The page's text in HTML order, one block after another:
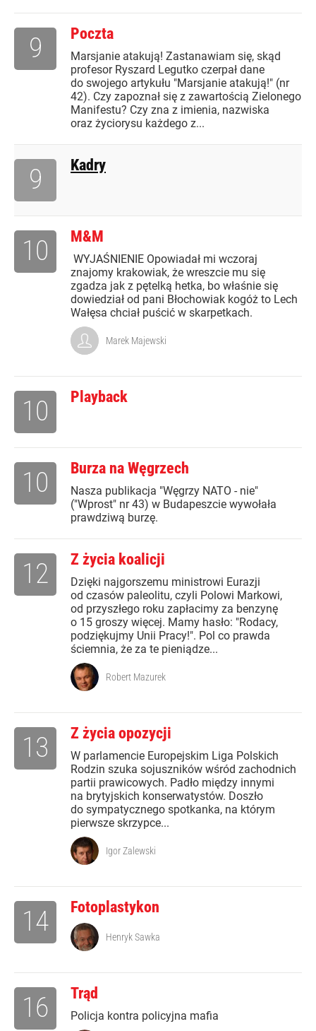
Poczta
Marsjanie atakują! Zastanawiam się, skąd
profesor Ryszard Legutko czerpał dane
do swojego artykułu "Marsjanie atakują!" (nr
42). Czy zapoznał się z zawartością Zielonego
Manifestu? Czy zna z imienia, nazwiska
oraz życiorysu każdego z...
9
Kadry
9
M&M
WYJAŚNIENIE Opowiadał mi wczoraj
znajomy krakowiak, że wreszcie mu się
zgadza jak z pętelką hetka, bo właśnie się
dowiedział od pani Błochowiak kogóż to Lech
Wałęsa chciał puścić w skarpetkach.
10
Marek Majewski
Playback
10
Burza na Węgrzech
Nasza publikacja "Węgrzy NATO - nie"
("Wprost" nr 43) w Budapeszcie wywołała
prawdziwą burzę.
10
Z życia koalicji
Dzięki najgorszemu ministrowi Eurazji
od czasów paleolitu, czyli Polowi Markowi,
od przyszłego roku zapłacimy za benzynę
o 15 groszy więcej. Mamy hasło: "Rodacy,
podziękujmy Unii Pracy!". Pol co prawda
ściemnia, że za te pieniądze...
12
Robert Mazurek
Z życia opozycji
W parlamencie Europejskim Liga Polskich
Rodzin szuka sojuszników wśród zachodnich
partii prawicowych. Padło między innymi
na brytyjskich konserwatystów. Doszło
do sympatycznego spotkanka, na którym
pierwsze skrzypce...
13
Igor Zalewski
Fotoplastykon
14 Henryk Sawka
Trąd
Policja kontra policyjna mafia
16